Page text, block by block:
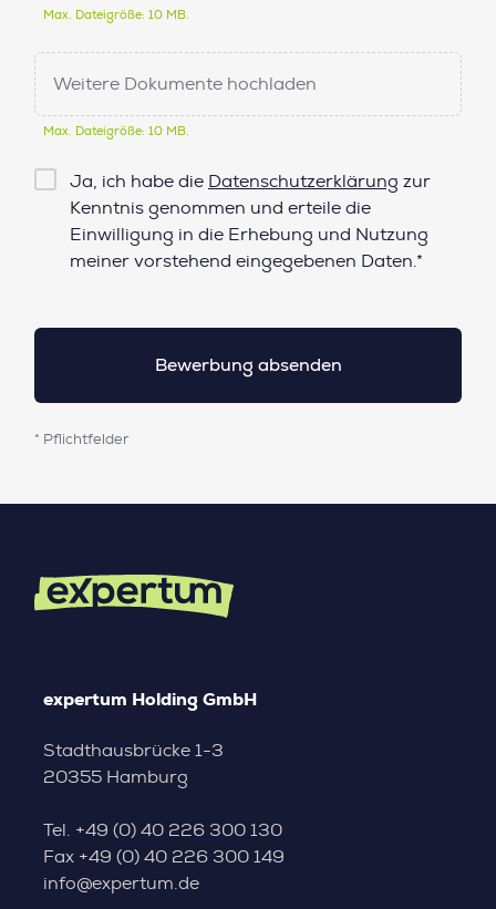
Max. Dateigröße: 10 MB.
Weitere Dokumente hochladen
Max. Dateigröße: 10 MB.
Checkbox
Datenschutz*
Ja, ich habe die Datenschutzerklärung zur
Kenntnis genommen und erteile die
Einwilligung in die Erhebung und Nutzung
meiner vorstehend eingegebenen Daten.*
* Pflichtfelder
expertum Holding GmbH
Stadthausbrücke 1-3
20355 Hamburg
Tel. +49 (0) 40 226 300 130
Fax +49 (0) 40 226 300 149
info@expertum.de